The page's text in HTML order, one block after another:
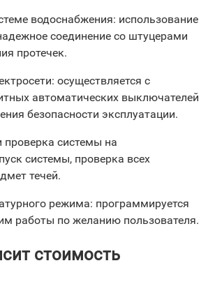
водоснабжения: использование
соединение со штуцерами
протечек.
осуществляется с
автоматических выключателей
безопасности эксплуатации.
проверка системы на
системы, проверка всех
течей.
режима: программируется
работы по желанию пользователя.
стоимость